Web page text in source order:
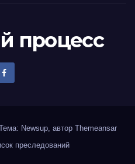
процесс
Newsup, автор Themeansar
преследований